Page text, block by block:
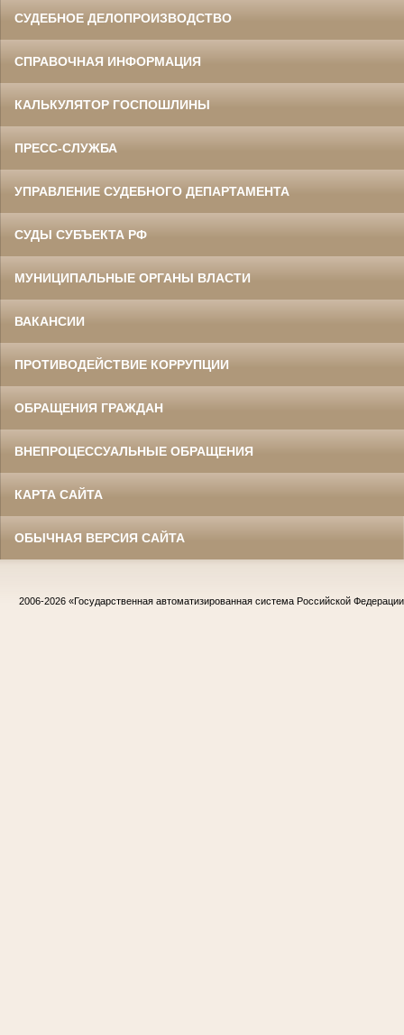
СУДЕБНОЕ ДЕЛОПРОИЗВОДСТВО
СПРАВОЧНАЯ ИНФОРМАЦИЯ
КАЛЬКУЛЯТОР ГОСПОШЛИНЫ
ПРЕСС-СЛУЖБА
УПРАВЛЕНИЕ СУДЕБНОГО ДЕПАРТАМЕНТА
СУДЫ СУБЪЕКТА РФ
МУНИЦИПАЛЬНЫЕ ОРГАНЫ ВЛАСТИ
ВАКАНСИИ
ПРОТИВОДЕЙСТВИЕ КОРРУПЦИИ
ОБРАЩЕНИЯ ГРАЖДАН
ВНЕПРОЦЕССУАЛЬНЫЕ ОБРАЩЕНИЯ
КАРТА САЙТА
ОБЫЧНАЯ ВЕРСИЯ САЙТА
2006-2026 «Государственная автоматизированная система Российской